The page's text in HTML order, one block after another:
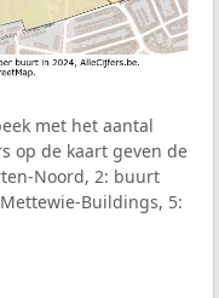
met het aantal
op de kaart geven de
Noord, 2: buurt
Buildings, 5: